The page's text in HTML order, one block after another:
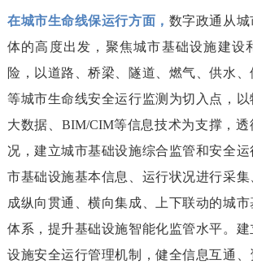
在城市生命线保运行方面， 数字政通从
体的高度出发，聚焦城市基础设施建设
险，以道路、桥梁、隧道、燃气、供水
等城市生命线安全运行监测为切入点，以
大数据、BIM/CIM等信息技术为支撑，
况，建立城市基础设施综合监管和安全
市基础设施基本信息、运行状况进行采
成纵向贯通、横向集成、上下联动的城
体系，提升基础设施智能化监管水平。
设施安全运行管理机制，健全信息互通